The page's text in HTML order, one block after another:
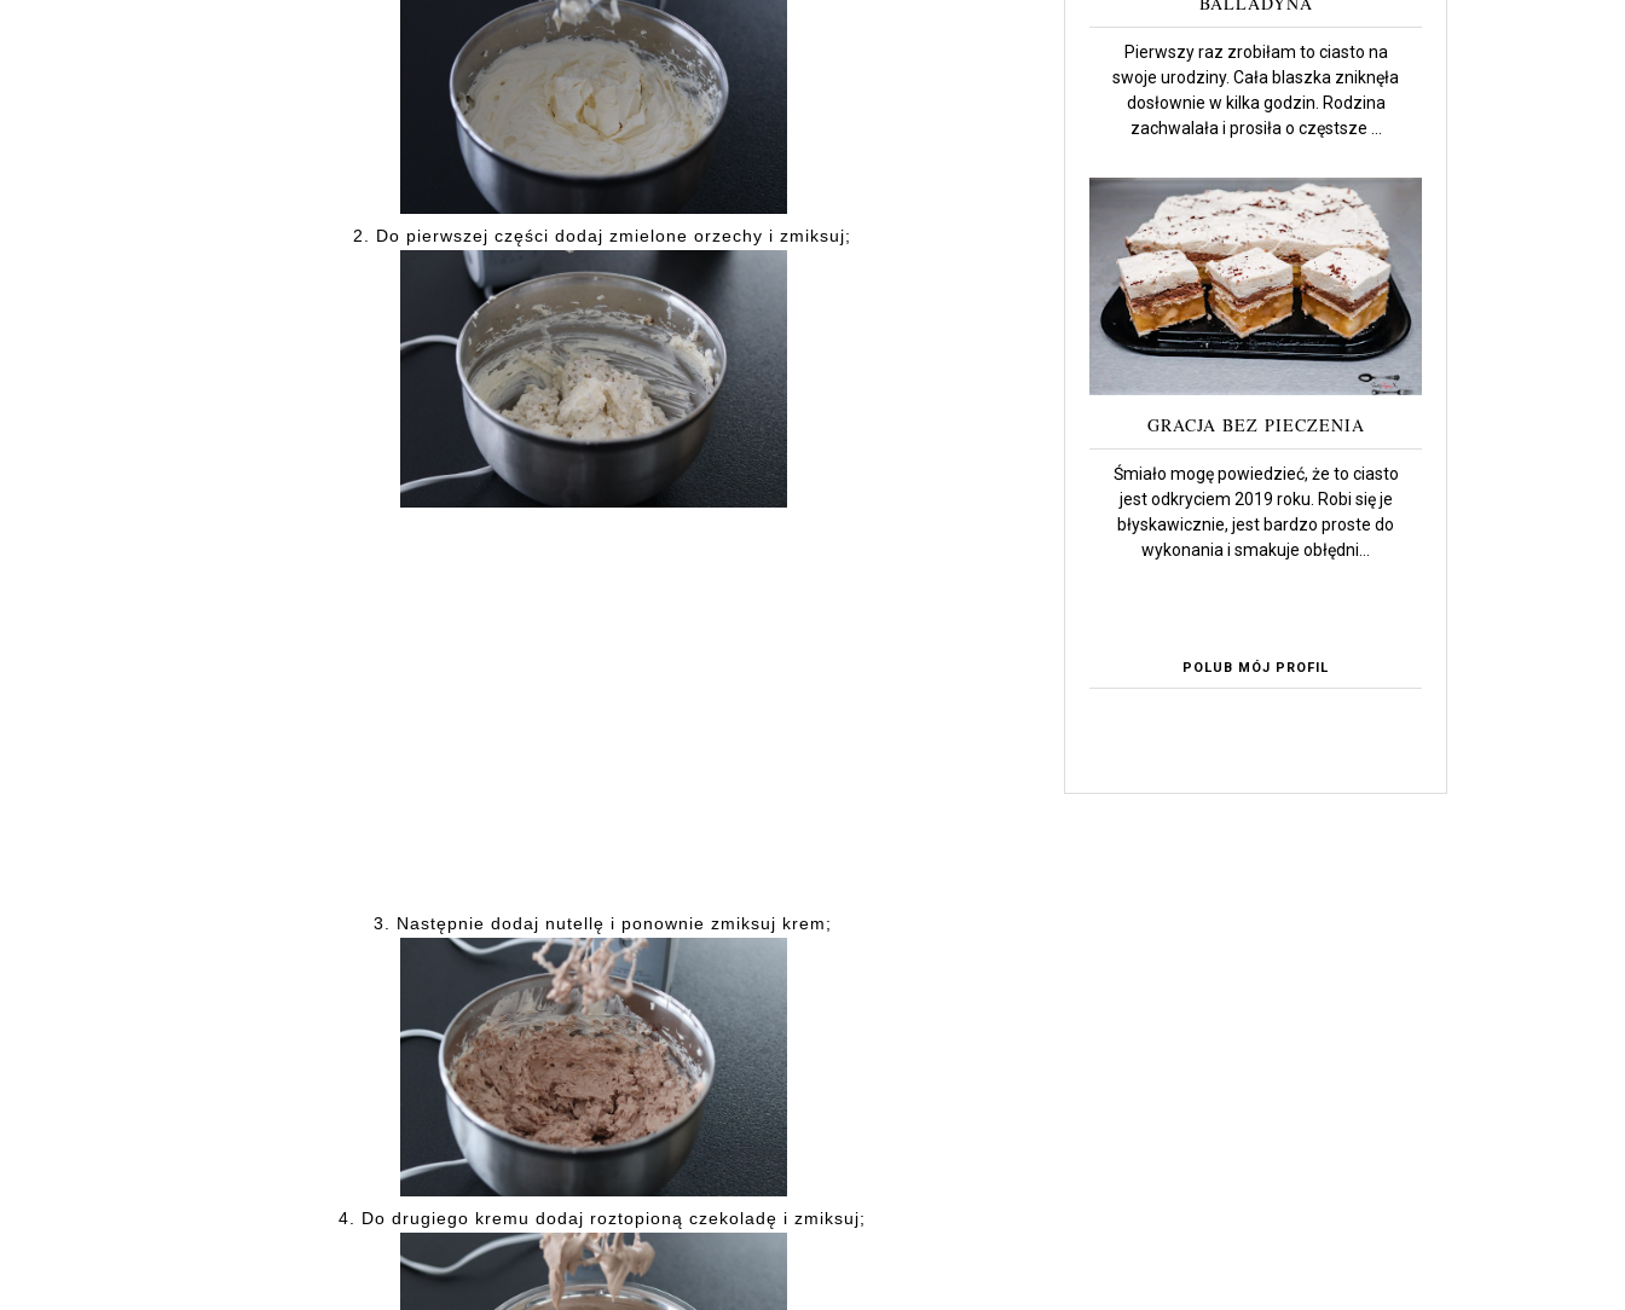
2. Do pierwszej części dodaj zmielone orzechy i zmiksuj;
3. Następnie dodaj nutellę i ponownie zmiksuj krem;
4. Do drugiego kremu dodaj roztopioną czekoladę i zmiksuj;
Pierwszy raz zrobiłam to ciasto na
swoje urodziny. Cała blaszka zniknęła
dosłownie w kilka godzin. Rodzina
zachwalała i prosiła o częstsze ...
GRACJA BEZ PIECZENIA
Śmiało mogę powiedzieć, że to ciasto
jest odkryciem 2019 roku. Robi się je
błyskawicznie, jest bardzo proste do
wykonania i smakuje obłędni...
POLUB MÓJ PROFIL